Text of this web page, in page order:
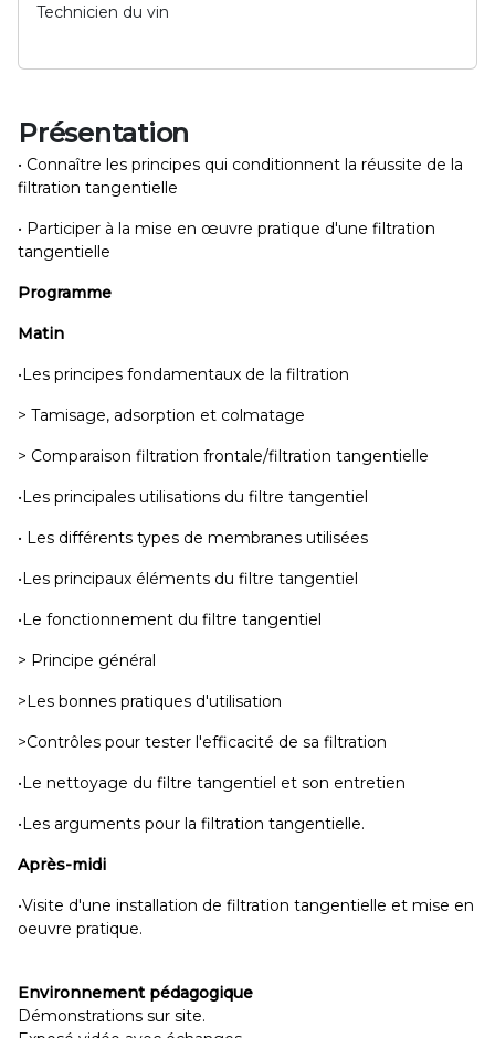
Présentation
• Connaître les principes qui conditionnent la réussite de la
filtration tangentielle
• Participer à la mise en œuvre pratique d'une filtration
tangentielle
Programme
Matin
•Les principes fondamentaux de la filtration
> Tamisage, adsorption et colmatage
> Comparaison filtration frontale/filtration tangentielle
•Les principales utilisations du filtre tangentiel
• Les différents types de membranes utilisées
•Les principaux éléments du filtre tangentiel
•Le fonctionnement du filtre tangentiel
> Principe général
>Les bonnes pratiques d'utilisation
>Contrôles pour tester l'efficacité de sa filtration
•Le nettoyage du filtre tangentiel et son entretien
•Les arguments pour la filtration tangentielle.
Après-midi
•Visite d'une installation de filtration tangentielle et mise en
oeuvre pratique.
Environnement pédagogique
Démonstrations sur site.
Technicien du vin